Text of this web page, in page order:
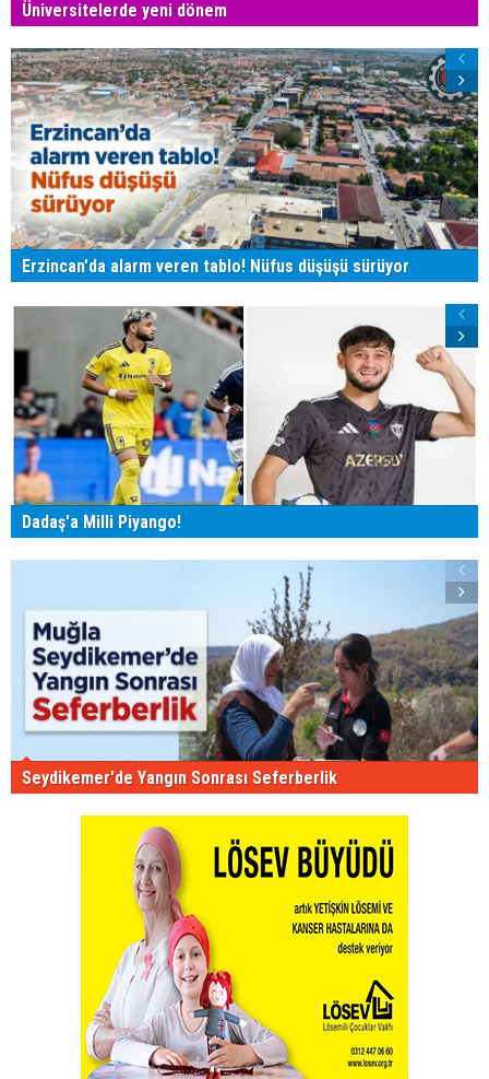
Üniversitelerde yeni dönem
Erzincan'da alarm veren tablo! Nüfus düşüşü sürüyor
Dadaş'a Milli Piyango!
Seydikemer'de Yangın Sonrası Seferberlik